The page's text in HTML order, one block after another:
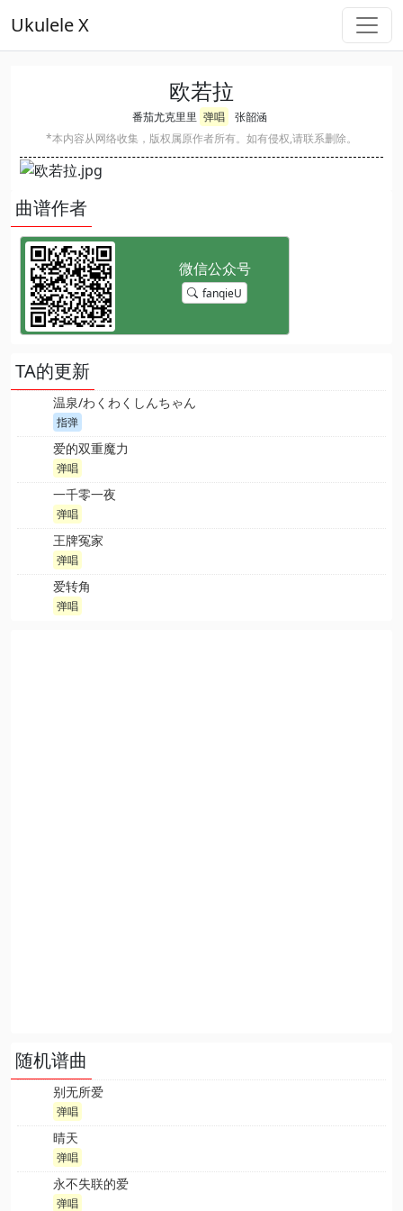
Ukulele X
欧若拉
番茄尤克里里 弹唱
张韶涵
*本内容从网络收集，版权属原作者所有。如有侵权,请联系删除。
曲谱作者
fanqieU
TA的更新
温泉/わくわくしんちゃん
指弹
爱的双重魔力
弹唱
一千零一夜
弹唱
王牌冤家
弹唱
爱转角
弹唱
随机谱曲
别无所爱
弹唱
晴天
弹唱
永不失联的爱
弹唱